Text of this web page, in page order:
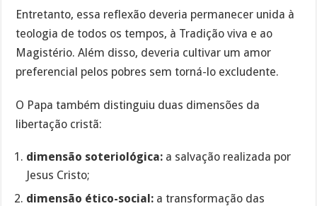
Entretanto, essa reflexão deveria permanecer unida à
teologia de todos os tempos, à Tradição viva e ao
Magistério. Além disso, deveria cultivar um amor
preferencial pelos pobres sem torná-lo excludente.
O Papa também distinguiu duas dimensões da
libertação cristã:
dimensão soteriológica: a salvação realizada por
Jesus Cristo;
dimensão ético-social: a transformação das